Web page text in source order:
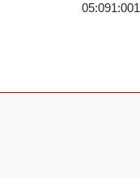
05:091:001